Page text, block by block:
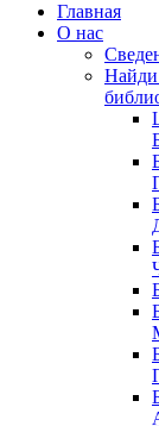
Главная
О нас